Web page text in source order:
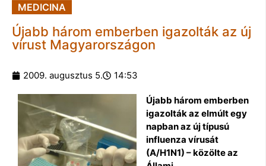
MEDICINA
Újabb három emberben igazolták az új
vírust Magyarországon
2009. augusztus 5. 14:53
Újabb három emberben
igazolták az elmúlt egy
napban az új típusú
influenza vírusát
(A/H1N1) – közölte az